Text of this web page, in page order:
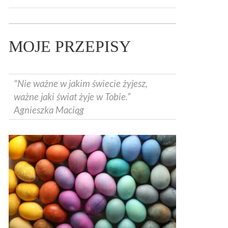
MOJE PRZEPISY
"Nie ważne w jakim świecie żyjesz,
ważne jaki świat żyje w Tobie.”
Agnieszka Maciąg